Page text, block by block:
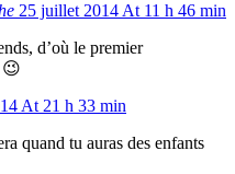
25 juillet 2014 At 11 h 46 min
d’où le premier
😉
At 21 h 33 min
quand tu auras des enfants